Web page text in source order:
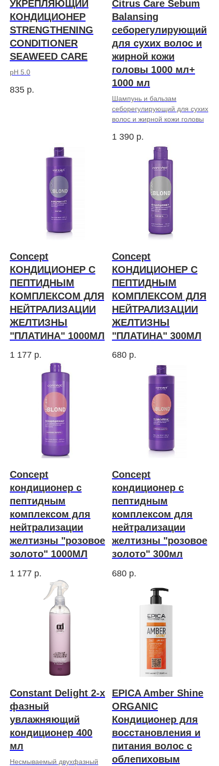
УКРЕПЛЯЮЩИЙ
КОНДИЦИОНЕР
STRENGTHENING
CONDITIONER
SEAWEED CARE
pH 5.0
835 р.
Citrus Care Sebum
Balansing
cеборегулирующий
для сухих волос и
жирной кожи
головы 1000 мл+
1000 мл
Шампунь и бальзам
cеборегулирующий для сухих
волос и жирной кожи головы
1 390 р.
Concept
КОНДИЦИОНЕР С
ПЕПТИДНЫМ
КОМПЛЕКСОМ ДЛЯ
НЕЙТРАЛИЗАЦИИ
ЖЕЛТИЗНЫ
"ПЛАТИНА" 1000МЛ
1 177 р.
Concept
КОНДИЦИОНЕР С
ПЕПТИДНЫМ
КОМПЛЕКСОМ ДЛЯ
НЕЙТРАЛИЗАЦИИ
ЖЕЛТИЗНЫ
"ПЛАТИНА" 300МЛ
680 р.
Concept
кондиционер с
пептидным
комплексом для
нейтрализации
желтизны "розовое
золото" 1000МЛ
1 177 р.
Concept
кондиционер с
пептидным
комплексом для
нейтрализации
желтизны "розовое
золото" 300мл
680 р.
Constant Delight 2-х
фазный
увлажняющий
кондиционер 400
мл
Несмываемый двухфазный
EPICA Amber Shine
ORGANIC
Кондиционер для
восстановления и
питания волос с
облепиховым